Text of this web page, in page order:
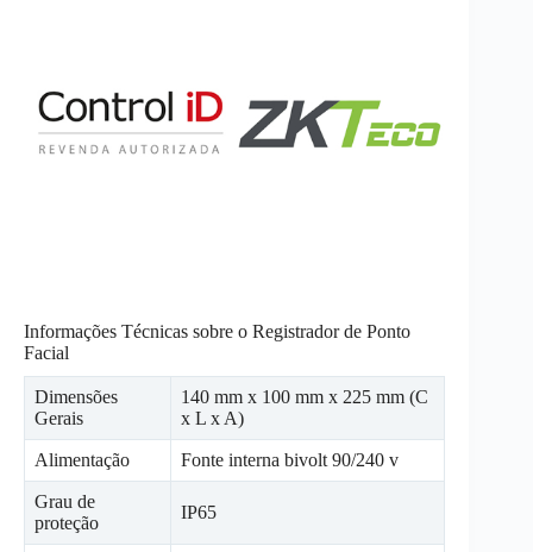
Informações Técnicas sobre o Registrador de Ponto
Facial
Dimensões
Gerais
140 mm x 100 mm x 225 mm (C
x L x A)
Alimentação Fonte interna bivolt 90/240 v
Grau de
proteção
IP65